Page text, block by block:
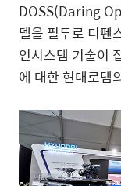
DOSS(Daring
델을 필두로 디펜
인시스템 기술이
에 대한 현대로템